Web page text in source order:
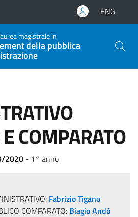
ENG
magistrale in
della pubblica
COMPARATO
2020 - 1° anno
Fabrizio Tigano
COMPARATO: Biagio Andò